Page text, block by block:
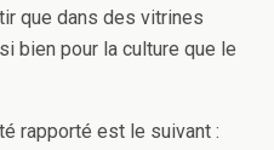
que dans des vitrines
bien pour la culture que le
rapporté est le suivant :